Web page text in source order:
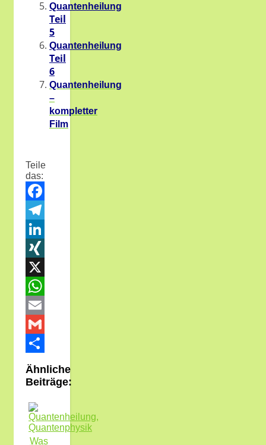
Quantenheilung
Teil
5
Quantenheilung
Teil
6
Quantenheilung
–
kompletter
Film
Teile
das:
Facebook
Telegram
LinkedIn
XING
X
WhatsApp
Email
Gmail
Teilen
Ähnliche
Beiträge:
Was